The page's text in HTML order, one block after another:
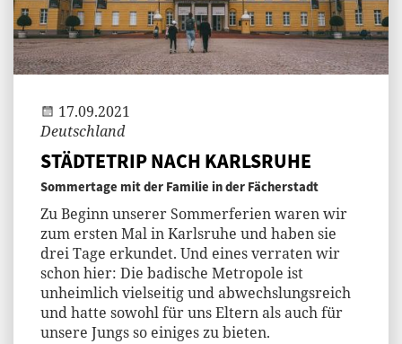
Jenny
17.09.2021
Deutschland
STÄDTETRIP NACH KARLSRUHE
Sommertage mit der Familie in der Fächerstadt
Zu Beginn unserer Sommerferien waren wir
zum ersten Mal in Karlsruhe und haben sie
drei Tage erkundet. Und eines verraten wir
schon hier: Die badische Metropole ist
unheimlich vielseitig und abwechslungsreich
und hatte sowohl für uns Eltern als auch für
unsere Jungs so einiges zu bieten.